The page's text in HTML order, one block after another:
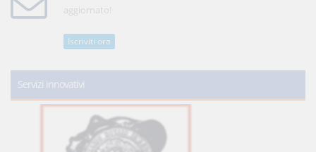
aggiornato!
Iscriviti ora
Servizi innovativi